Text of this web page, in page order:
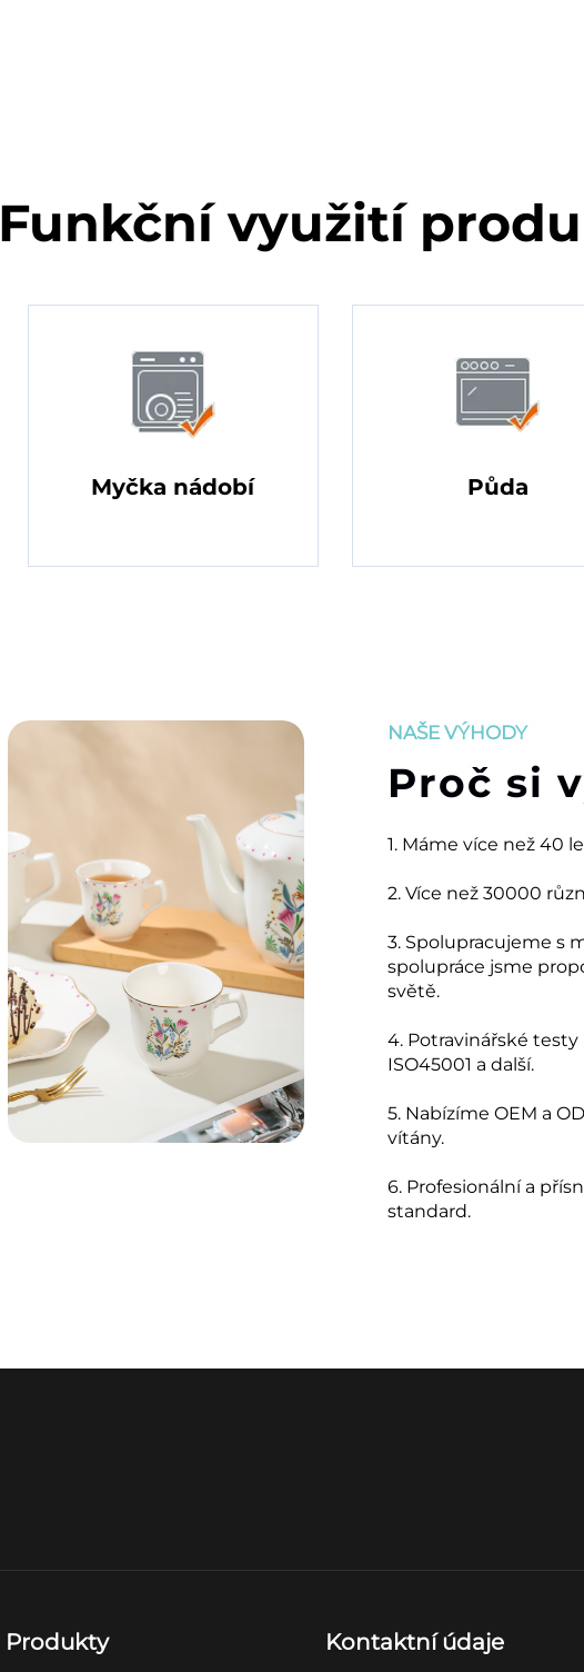
Funkční využití
Myčka nádobí Půda
NAŠE VÝHODY
Proč si
1. Máme více než 40
2. Více než 30000
3. Spolupracujeme s
spolupráce jsme
světě.
4. Potravinářské testy
ISO45001 a další.
5. Nabízíme OEM a
vítány.
6. Profesionální a
standard.
Produkty Kontaktní údaje